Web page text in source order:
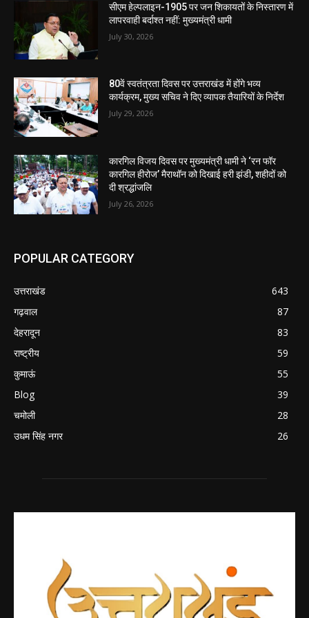
सीएम हेल्पलाइन-1905 पर जन शिकायतों के निस्तारण में
लापरवाही बर्दाश्त नहीं: मुख्यमंत्री धामी
July 30, 2026
80वें स्वतंत्रता दिवस पर उत्तराखंड में होंगे भव्य
कार्यक्रम, मुख्य सचिव ने दिए व्यापक तैयारियों के निर्देश
July 29, 2026
कारगिल विजय दिवस पर मुख्यमंत्री धामी ने ‘रन फॉर
कारगिल हीरोज’ मैराथॉन को दिखाई हरी झंडी, शहीदों को
दी श्रद्धांजलि
July 26, 2026
POPULAR CATEGORY
उत्तराखंड
643
गढ़वाल
87
देहरादून
83
राष्ट्रीय
59
कुमाऊं
55
Blog
39
चमोली
28
उधम सिंह नगर
26